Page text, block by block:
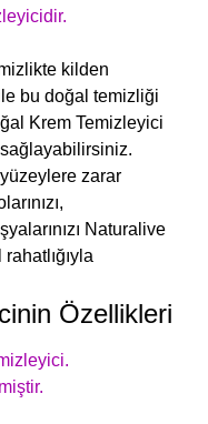
kilden
bu doğal temizliği
Krem Temizleyici
zarar
Naturalive
Özellikleri